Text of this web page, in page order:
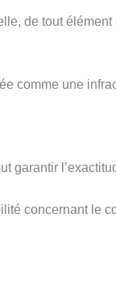
de tout
comme une
garantir
concernant le